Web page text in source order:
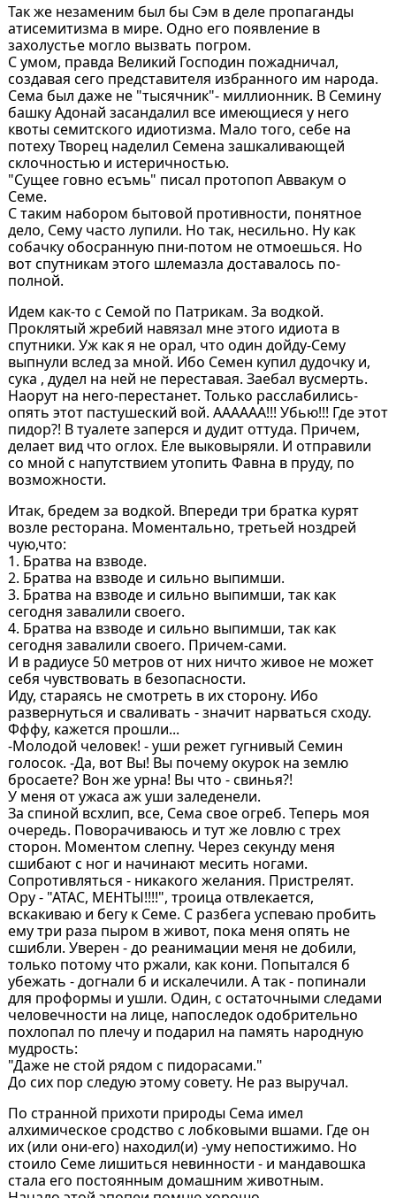
Так же незаменим был бы Сэм в деле пропаганды
атисемитизма в мире. Одно его появление в
захолустье могло вызвать погром.
С умом, правда Великий Господин пожадничал,
создавая сего представителя избранного им народа.
Сема был даже не "тысячник"- миллионник. В Семину
башку Адонай засандалил все имеющиеся у него
квоты семитского идиотизма. Мало того, себе на
потеху Творец наделил Семена зашкаливающей
склочностью и истеричностью.
"Сущее говно есъмь" писал протопоп Аввакум о
Семе.
С таким набором бытовой противности, понятное
дело, Сему часто лупили. Но так, несильно. Ну как
собачку обосранную пни-потом не отмоешься. Но
вот спутникам этого шлемазла доставалось по-
полной.
Идем как-то с Семой по Патрикам. За водкой.
Проклятый жребий навязал мне этого идиота в
спутники. Уж как я не орал, что один дойду-Сему
выпнули вслед за мной. Ибо Семен купил дудочку и,
сука , дудел на ней не переставая. Заебал вусмерть.
Наорут на него-перестанет. Только расслабились-
опять этот пастушеский вой. АААААА!!! Убью!!! Где этот
пидор?! В туалете заперся и дудит оттуда. Причем,
делает вид что оглох. Еле выковыряли. И отправили
со мной с напутствием утопить Фавна в пруду, по
возможности.
Итак, бредем за водкой. Впереди три братка курят
возле ресторана. Моментально, третьей ноздрей
чую,что:
1. Братва на взводе.
2. Братва на взводе и сильно выпимши.
3. Братва на взводе и сильно выпимши, так как
сегодня завалили своего.
4. Братва на взводе и сильно выпимши, так как
сегодня завалили своего. Причем-сами.
И в радиусе 50 метров от них ничто живое не может
себя чувствовать в безопасности.
Иду, стараясь не смотреть в их сторону. Ибо
развернуться и сваливать - значит нарваться сходу.
Фффу, кажется прошли...
-Молодой человек! - уши режет гугнивый Семин
голосок. -Да, вот Вы! Вы почему окурок на землю
бросаете? Вон же урна! Вы что - свинья?!
У меня от ужаса аж уши заледенели.
За спиной всхлип, все, Сема свое огреб. Теперь моя
очередь. Поворачиваюсь и тут же ловлю с трех
сторон. Моментом слепну. Через секунду меня
сшибают с ног и начинают месить ногами.
Сопротивляться - никакого желания. Пристрелят.
Ору - "АТАС, МЕНТЫ!!!!", троица отвлекается,
вскакиваю и бегу к Семе. С разбега успеваю пробить
ему три раза пыром в живот, пока меня опять не
сшибли. Уверен - до реанимации меня не добили,
только потому что ржали, как кони. Попытался б
убежать - догнали б и искалечили. А так - попинали
для проформы и ушли. Один, с остаточными следами
человечности на лице, напоследок одобрительно
похлопал по плечу и подарил на память народную
мудрость:
"Даже не стой рядом с пидорасами."
До сих пор следую этому совету. Не раз выручал.
По странной прихоти природы Сема имел
алхимическое сродство с лобковыми вшами. Где он
их (или они-его) находил(и) -уму непостижимо. Но
стоило Семе лишиться невинности - и мандавошка
стала его постоянным домашним животным.